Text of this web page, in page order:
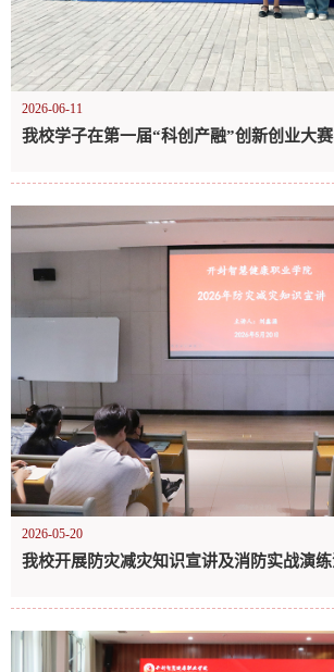
2026-06-11
我校学子在第一届“科创产融”创新创业大
2026-05-20
我校开展防灾减灾知识宣讲及消防实战演